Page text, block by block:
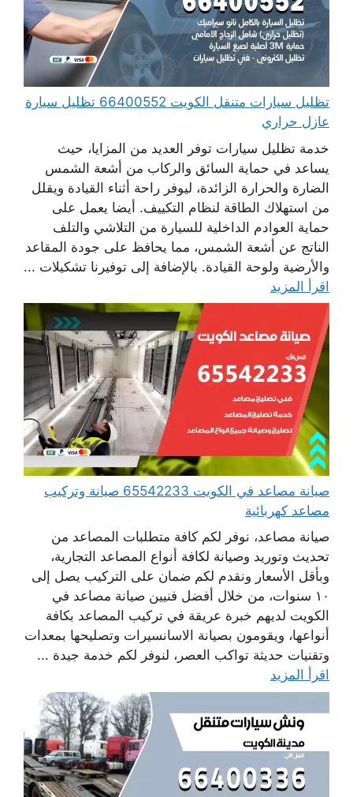
تظليل سيارات متنقل الكويت 66400552 تظليل سيارة
عازل حراري
خدمة تظليل سيارات توفر العديد من المزايا، حيث
يساعد في حماية السائق والركاب من أشعة الشمس
الضارة والحرارة الزائدة، ليوفر راحة أثناء القيادة ويقلل
من استهلاك الطاقة لنظام التكييف. أيضا يعمل على
حماية العوادم الداخلية للسيارة من التلاشي والتلف
الناتج عن أشعة الشمس، مما يحافظ على جودة المقاعد
والأرضية ولوحة القيادة. بالإضافة إلى توفيرنا تشكيلات ...
اقرأ المزيد
صيانة مصاعد في الكويت 65542233 صيانة وتركيب
مصاعد كهربائية
صيانة مصاعد، نوفر لكم كافة متطلبات المصاعد من
تحديث وتوريد وصيانة لكافة أنواع المصاعد التجارية،
وبأقل الأسعار ونقدم لكم ضمان على التركيب يصل إلى
١٠ سنوات، من خلال أفضل فنيين صيانة مصاعد في
الكويت لديهم خبرة عريقة في تركيب المصاعد بكافة
أنواعها، ويقومون بصيانة الاسانسيرات وتصليحها بمعدات
وتقنيات حديثة تواكب العصر، لنوفر لكم خدمة جيدة ...
اقرأ المزيد